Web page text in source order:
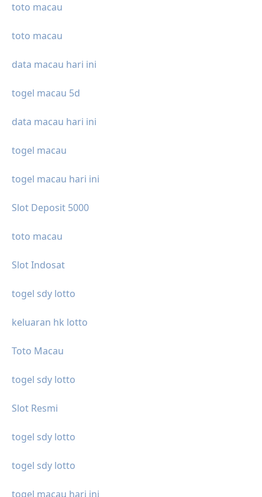
toto macau
toto macau
data macau hari ini
togel macau 5d
data macau hari ini
togel macau
togel macau hari ini
Slot Deposit 5000
toto macau
Slot Indosat
togel sdy lotto
keluaran hk lotto
Toto Macau
togel sdy lotto
Slot Resmi
togel sdy lotto
togel sdy lotto
togel macau hari ini